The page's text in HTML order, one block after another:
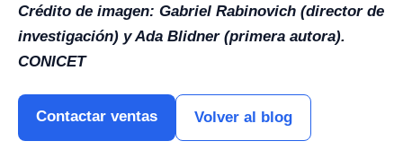
Crédito de imagen: Gabriel Rabinovich (director de
investigación) y Ada Blidner (primera autora).
CONICET
Contactar ventas Volver al blog